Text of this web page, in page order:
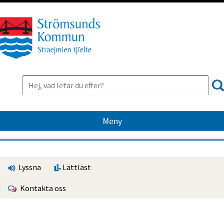
Meny
Lyssna Lättläst
Kontakta oss